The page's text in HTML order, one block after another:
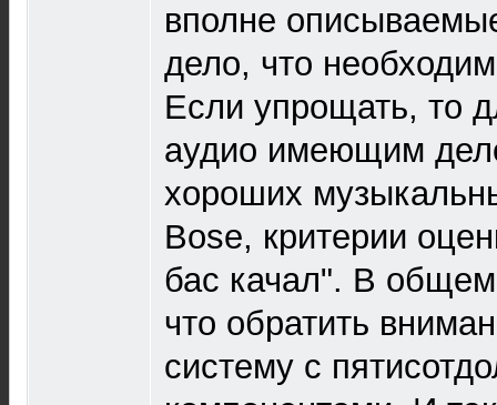
вполне
дело, что
Если упрощать, то
аудио имеющим
хороших
Bose, критерии
бас качал". В
что обратить
систему с